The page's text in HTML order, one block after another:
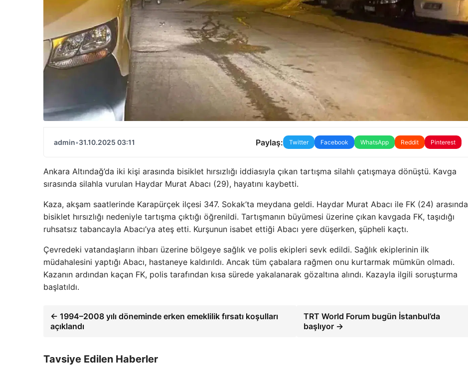
admin•31.10.2025 03:11 Paylaş: Twitter Facebook WhatsApp Reddit Pinterest
Ankara Altındağ’da iki kişi arasında bisiklet hırsızlığı iddiasıyla çıkan tartışma silahlı çatışmaya dönüştü. Kavga
sırasında silahla vurulan Haydar Murat Abacı (29), hayatını kaybetti.
Kaza, akşam saatlerinde Karapürçek ilçesi 347. Sokak’ta meydana geldi. Haydar Murat Abacı ile FK (24) arasında
bisiklet hırsızlığı nedeniyle tartışma çıktığı öğrenildi. Tartışmanın büyümesi üzerine çıkan kavgada FK, taşıdığı
ruhsatsız tabancayla Abacı’ya ateş etti. Kurşunun isabet ettiği Abacı yere düşerken, şüpheli kaçtı.
Çevredeki vatandaşların ihbarı üzerine bölgeye sağlık ve polis ekipleri sevk edildi. Sağlık ekiplerinin ilk
müdahalesini yaptığı Abacı, hastaneye kaldırıldı. Ancak tüm çabalara rağmen onu kurtarmak mümkün olmadı.
Kazanın ardından kaçan FK, polis tarafından kısa sürede yakalanarak gözaltına alındı. Kazayla ilgili soruşturma
başlatıldı.
← 1994–2008 yılı döneminde erken emeklilik fırsatı koşulları
açıklandı
TRT World Forum bugün İstanbul’da
başlıyor →
Tavsiye Edilen Haberler